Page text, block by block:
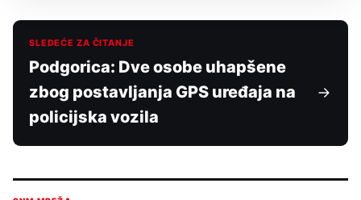
SLEDEĆE ZA ČITANJE
Podgorica: Dve osobe uhapšene
zbog postavljanja GPS uređaja na
policijska vozila